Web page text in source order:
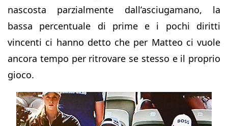
nascosta parzialmente dall’asciugamano, la
bassa percentuale di prime e i pochi diritti
vincenti ci hanno detto che per Matteo ci vuole
ancora tempo per ritrovare se stesso e il proprio
gioco.